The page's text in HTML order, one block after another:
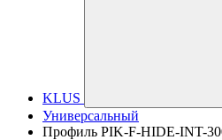
KLUS
Универсальный
Профиль PIK-F-HIDE-INT-